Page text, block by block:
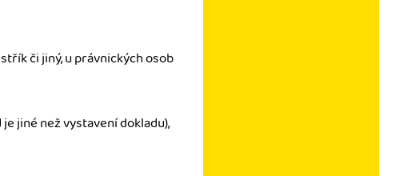
či jiný, u právnických osob
jiné než vystavení dokladu),